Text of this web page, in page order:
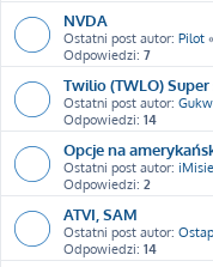
NVDA
Ostatni post autor: Pilot «
Odpowiedzi: 7
Twilio (TWLO)
Ostatni post autor:
Odpowiedzi: 14
Opcje na
Ostatni post autor:
Odpowiedzi: 2
ATVI, SAM
Ostatni post autor:
Odpowiedzi: 14